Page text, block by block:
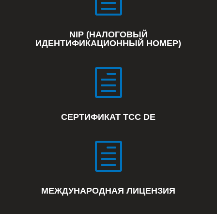
NIP (НАЛОГОВЫЙ
ИДЕНТИФИКАЦИОННЫЙ НОМЕР)
h
СЕРТИФИКАТ TCC DE
h
МЕЖДУНАРОДНАЯ ЛИЦЕНЗИЯ